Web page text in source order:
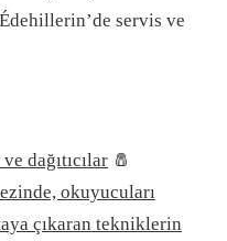
servis ve
dağıtıcılar 🧂
okuyucuları
çıkaran tekniklerin